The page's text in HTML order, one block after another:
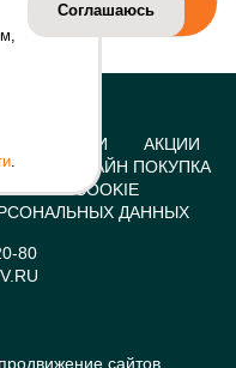
УСЛУГИ
АКЦИИ
ОНЛАЙН ПОКУПКА
COOKIE
ДАННЫХ
80
сайтов
.
Соглашаюсь